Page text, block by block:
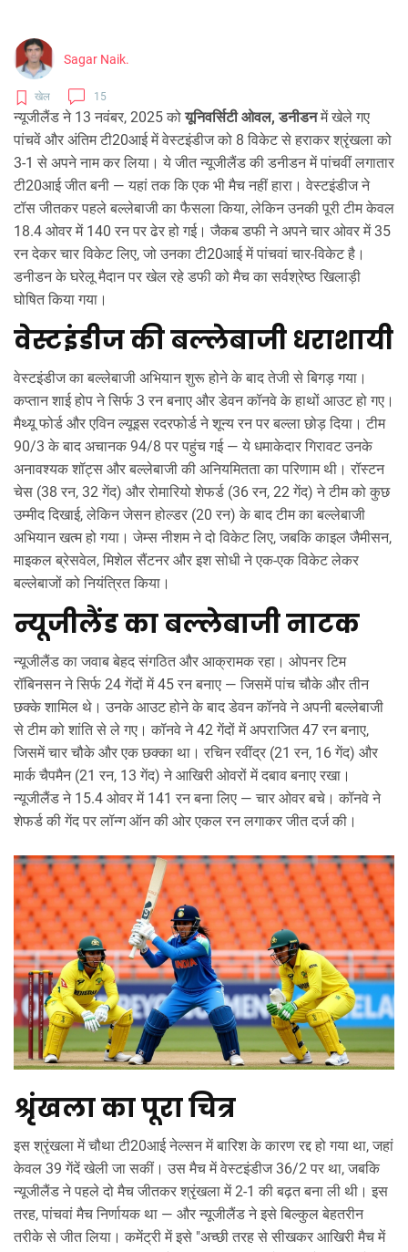
Sagar Naik.
खेल 15
न्यूजीलैंड ने 13 नवंबर, 2025 कोयूनिवर्सिटी ओवल, डनीडनमें खेले गए
पांचवें और अंतिम टी20आई में वेस्टइंडीज को 8 विकेट से हराकर श्रृंखला को
3-1 से अपने नाम कर लिया। ये जीत न्यूजीलैंड की डनीडन में पांचवीं लगातार
टी20आई जीत बनी — यहां तक कि एक भी मैच नहीं हारा। वेस्टइंडीज ने
टॉस जीतकर पहले बल्लेबाजी का फैसला किया, लेकिन उनकी पूरी टीम केवल
18.4 ओवर में 140 रन पर ढेर हो गई। जैकब डफी ने अपने चार ओवर में 35
रन देकर चार विकेट लिए, जो उनका टी20आई में पांचवां चार-विकेट है।
डनीडन के घरेलू मैदान पर खेल रहे डफी को मैच का सर्वश्रेष्ठ खिलाड़ी
घोषित किया गया।
वेस्टइंडीज की बल्लेबाजी धराशायी
वेस्टइंडीज का बल्लेबाजी अभियान शुरू होने के बाद तेजी से बिगड़ गया।
कप्तान शाई होप ने सिर्फ 3 रन बनाए और डेवन कॉनवे के हाथों आउट हो गए।
मैथ्यू फोर्ड और एविन ल्यूइस रदरफोर्ड ने शून्य रन पर बल्ला छोड़ दिया। टीम
90/3 के बाद अचानक 94/8 पर पहुंच गई — ये धमाकेदार गिरावट उनके
अनावश्यक शॉट्स और बल्लेबाजी की अनियमितता का परिणाम थी। रॉस्टन
चेस (38 रन, 32 गेंद) और रोमारियो शेफर्ड (36 रन, 22 गेंद) ने टीम को कुछ
उम्मीद दिखाई, लेकिन जेसन होल्डर (20 रन) के बाद टीम का बल्लेबाजी
अभियान खत्म हो गया। जेम्स नीशम ने दो विकेट लिए, जबकि काइल जैमीसन,
माइकल ब्रेसवेल, मिशेल सैंटनर और इश सोधी ने एक-एक विकेट लेकर
बल्लेबाजों को नियंत्रित किया।
न्यूजीलैंड का बल्लेबाजी नाटक
न्यूजीलैंड का जवाब बेहद संगठित और आक्रामक रहा। ओपनर टिम
रॉबिनसन ने सिर्फ 24 गेंदों में 45 रन बनाए — जिसमें पांच चौके और तीन
छक्के शामिल थे। उनके आउट होने के बाद डेवन कॉनवे ने अपनी बल्लेबाजी
से टीम को शांति से ले गए। कॉनवे ने 42 गेंदों में अपराजित 47 रन बनाए,
जिसमें चार चौके और एक छक्का था। रचिन रवींद्र (21 रन, 16 गेंद) और
मार्क चैपमैन (21 रन, 13 गेंद) ने आखिरी ओवरों में दबाव बनाए रखा।
न्यूजीलैंड ने 15.4 ओवर में 141 रन बना लिए — चार ओवर बचे। कॉनवे ने
शेफर्ड की गेंद पर लॉन्ग ऑन की ओर एकल रन लगाकर जीत दर्ज की।
श्रृंखला का पूरा चित्र
इस श्रृंखला में चौथा टी20आई नेल्सन में बारिश के कारण रद्द हो गया था, जहां
केवल 39 गेंदें खेली जा सकीं। उस मैच में वेस्टइंडीज 36/2 पर था, जबकि
न्यूजीलैंड ने पहले दो मैच जीतकर श्रृंखला में 2-1 की बढ़त बना ली थी। इस
तरह, पांचवां मैच निर्णायक था — और न्यूजीलैंड ने इसे बिल्कुल बेहतरीन
तरीके से जीत लिया। कमेंट्री में इसे "अच्छी तरह से सीखकर आखिरी मैच में